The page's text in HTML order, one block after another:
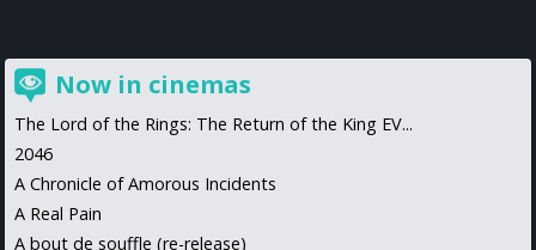
Now in cinemas
The Lord of the Rings: The Return of the King EV...
2046
A Chronicle of Amorous Incidents
A Real Pain
A bout de souffle (re-release)